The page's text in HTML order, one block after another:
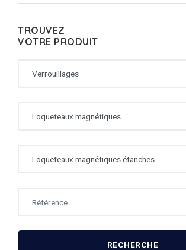
TROUVEZ
VOTRE PRODUIT
Verrouillages
Loqueteaux magnétiques
Loqueteaux magnétiques étanches
RECHERCHE